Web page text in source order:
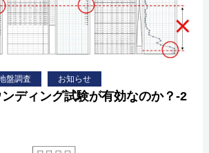
盤調査 お知らせ
ディング試験が有効なのか？-2